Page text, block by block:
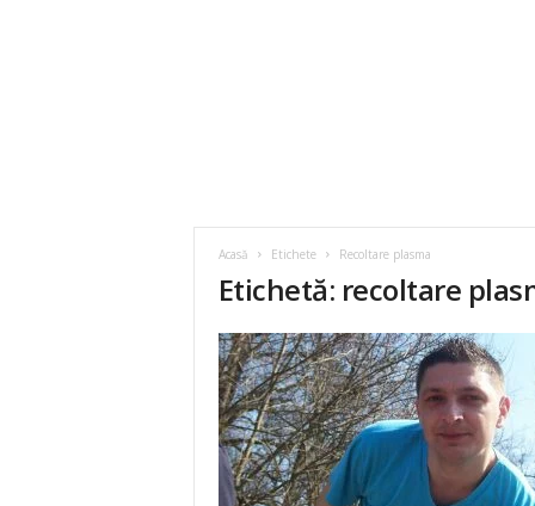
Acasă Etichete Recoltare plasma
Etichetă: recoltare